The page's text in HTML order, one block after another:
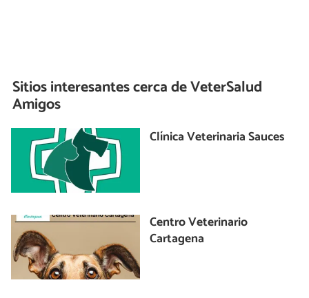
Sitios interesantes cerca deVeterSalud
Amigos
Clínica Veterinaria Sauces
Centro Veterinario
Cartagena